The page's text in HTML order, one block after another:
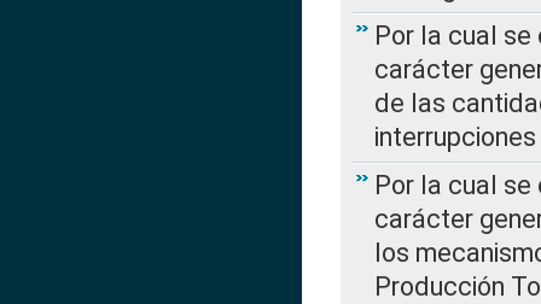
Por la cual
carácter
de las
Por la cual
carácter
los
Producción